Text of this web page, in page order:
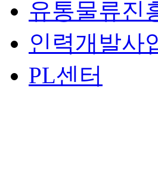
유통물류진
인력개발사
PL센터